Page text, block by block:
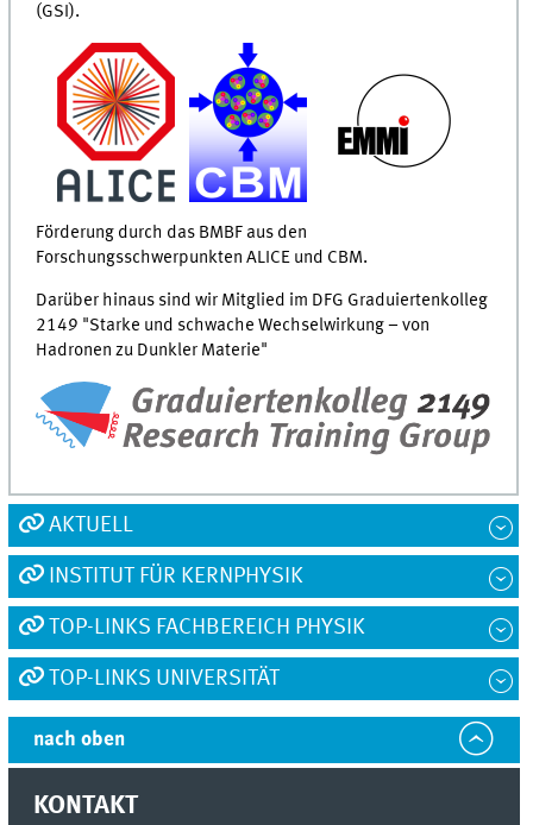
(GSI).
Förderung durch das BMBF aus den
Forschungsschwerpunkten ALICE und CBM.
Darüber hinaus sind wir Mitglied im DFG Graduiertenkolleg
2149 "Starke und schwache Wechselwirkung – von
Hadronen zu Dunkler Materie"
AKTUELL
INSTITUT FÜR KERNPHYSIK
TOP-LINKS FACHBEREICH PHYSIK
TOP-LINKS UNIVERSITÄT
nach oben
KONTAKT